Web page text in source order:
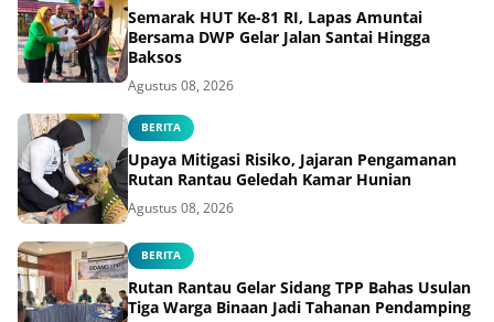
Semarak HUT Ke-81 RI, Lapas Amuntai
Bersama DWP Gelar Jalan Santai Hingga
Baksos
Agustus 08, 2026
BERITA
Upaya Mitigasi Risiko, Jajaran Pengamanan
Rutan Rantau Geledah Kamar Hunian
Agustus 08, 2026
BERITA
Rutan Rantau Gelar Sidang TPP Bahas Usulan
Tiga Warga Binaan Jadi Tahanan Pendamping